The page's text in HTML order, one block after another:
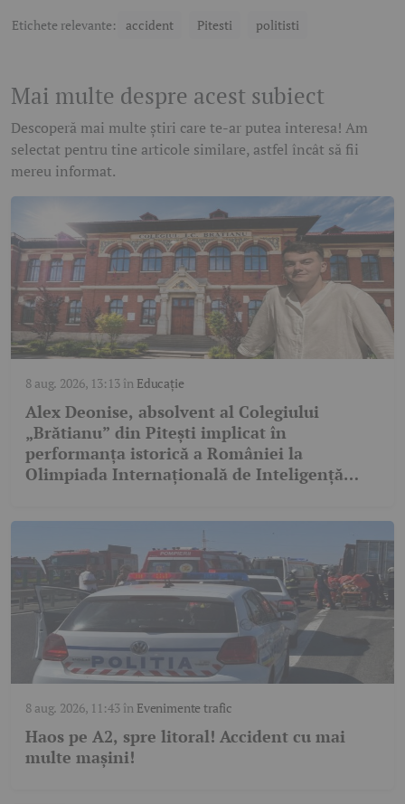
Etichete relevante: accident Pitesti politisti
Mai multe despre acest subiect
Descoperă mai multe știri care te-ar putea interesa! Am
selectat pentru tine articole similare, astfel încât să fii
mereu informat.
8 aug. 2026, 13:13în Educație
Alex Deonise, absolvent al Colegiului
„Brătianu” din Pitești implicat în
performanța istorică a României la
Olimpiada Internațională de Inteligență
8 aug. 2026, 11:43în Evenimente trafic
Haos pe A2, spre litoral! Accident cu mai
multe mașini!